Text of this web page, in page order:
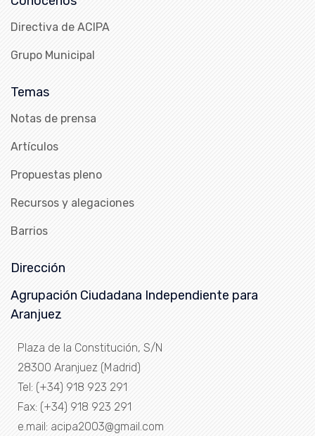
Directiva de ACIPA
Grupo Municipal
Temas
Notas de prensa
Artículos
Propuestas pleno
Recursos y alegaciones
Barrios
Dirección
Agrupación Ciudadana Independiente para
Aranjuez
Plaza de la Constitución, S/N
28300 Aranjuez (Madrid)
Tel: (+34) 918 923 291
Fax: (+34) 918 923 291
e.mail: acipa2003@gmail.com